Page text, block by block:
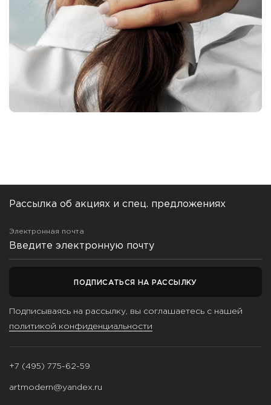
Рассылка об акциях и спец. предложениях
Электронная почта
ПОДПИСАТЬСЯ НА РАССЫЛКУ
Подписываясь на рассылку, вы соглашаетесь с нашей
политикой конфиденциальности
+7 (495) 775-62-59
artmodern@yandex.ru